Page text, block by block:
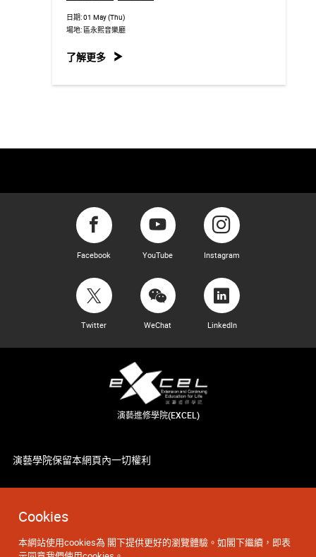
Cookies
本網站使用cookies為 閣下提供更好的瀏覽體驗。如閣下繼續，即表
日期:01 May (Thu)
場地:區永熙音樂廳
了解更多
Facebook YouTube Instagram
Twitter WeChat LinkedIn
演藝進修學院(EXCEL)
演藝學院保留本網頁內一切權利